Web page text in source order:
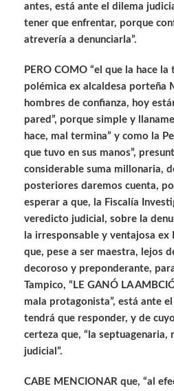
antes, está ante el dilema
tener que enfrentar, porque
atrevería a denunciarla”.
PERO COMO “el que la hace la
polémica ex alcaldesa porteña
hombres de confianza, hoy
pared”, porque simple y
hace, mal termina” y como la
que tuvo en sus manos”,
considerable suma millonaria,
posteriores daremos cuenta,
esperar a que, la Fiscalía
veredicto judicial, sobre la
la irresponsable y ventajosa
que, pese a ser maestra, lejos
decoroso y preponderante,
Tampico, “LE GANÓ LA
mala protagonista”, está ante
tendrá que responder, y de
certeza que, “la septuagenaria,
judicial”.
CABE MENCIONAR que, “al